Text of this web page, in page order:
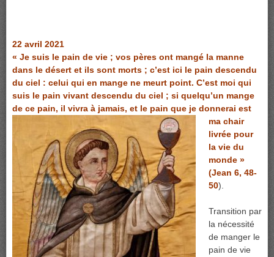
22 avril 2021
« Je suis le pain de vie ; vos pères ont mangé la manne
dans le désert et ils sont morts ; c’est ici le pain descendu
du ciel : celui qui en mange ne meurt point. C’est moi qui
suis le pain vivant descendu du ciel ; si quelqu’un mange
de ce pain, il vivra à jamais, et le pain que je donnerai est
ma chair
livrée pour
la vie du
monde »
(Jean 6, 48-
50).
Transition par
la nécessité
de manger le
pain de vie